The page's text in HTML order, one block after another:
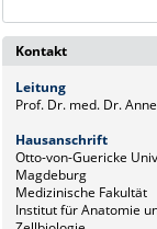
Kontakt
Leitung
Prof. Dr. med. Dr.
Hausanschrift
Otto-von-Guericke
Magdeburg
Medizinische Fakultät
Institut für Anatomie